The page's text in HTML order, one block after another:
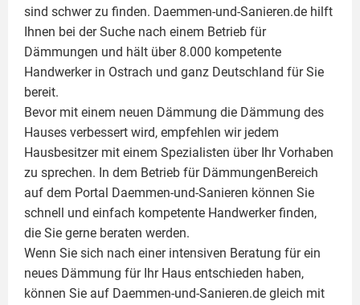
sind schwer zu finden. Daemmen-und-Sanieren.de hilft
Ihnen bei der Suche nach einem Betrieb für
Dämmungen und hält über 8.000 kompetente
Handwerker in Ostrach und ganz Deutschland für Sie
bereit.
Bevor mit einem neuen Dämmung die Dämmung des
Hauses verbessert wird, empfehlen wir jedem
Hausbesitzer mit einem Spezialisten über Ihr Vorhaben
zu sprechen. In dem Betrieb für DämmungenBereich
auf dem Portal Daemmen-und-Sanieren können Sie
schnell und einfach kompetente Handwerker finden,
die Sie gerne beraten werden.
Wenn Sie sich nach einer intensiven Beratung für ein
neues Dämmung für Ihr Haus entschieden haben,
können Sie auf Daemmen-und-Sanieren.de gleich mit